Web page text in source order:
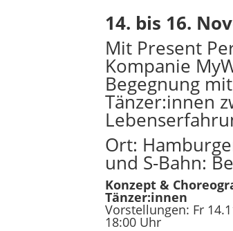
14. bis 16.
Mit Present
Kompanie
Begegnung
Tänzer:innen
Ort:
und S-Bahn:
Konzept &
Tänzer:innen
Vorstellungen: Fr
18:00 Uhr